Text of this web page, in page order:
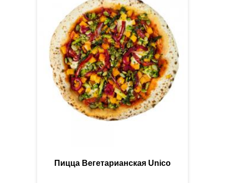
Пицца Вегетарианская Unico